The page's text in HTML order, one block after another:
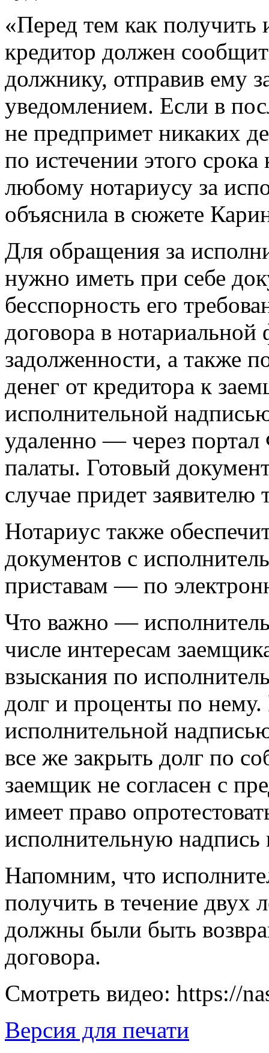
«Перед тем как
кредитор должен
должнику, отправив ему
уведомлением. Если в
не предпримет никаких
по истечении этого
любому нотариусу за
объяснила в сюжете
Для обращения за
нужно иметь при себе
бесспорность его
договора в
задолженности, а также
денег от кредитора к
исполнительной
удаленно — через
палаты. Готовый
случае придет заявителю
Нотариус также
документов с
приставам — по
Что важно —
числе интересам
взыскания по
долг и проценты по нему.
исполнительной
все же закрыть долг по
заемщик не согласен с
имеет право
исполнительную надпись
Напомним, что
получить в течение двух
должны были быть
договора.
Смотреть видео: https://
Версия для печати